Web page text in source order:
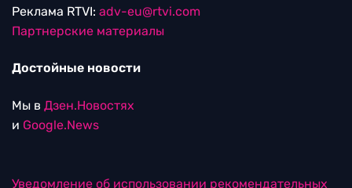
Реклама RTVI: adv-eu@rtvi.com
Партнерские материалы
Достойные новости
Мы в Дзен.Новостях
и Google.News
Уведомление об использовании рекомендательных